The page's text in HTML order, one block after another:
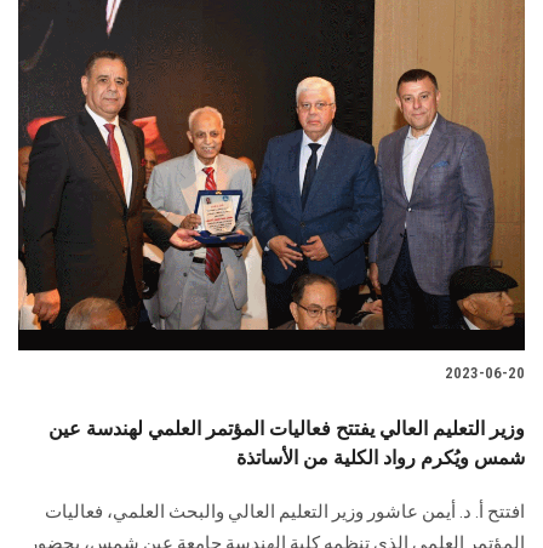
2023-06-20
وزير التعليم العالي يفتتح فعاليات المؤتمر العلمي لهندسة عين
شمس ويُكرم رواد الكلية من الأساتذة
افتتح أ. د. أيمن عاشور وزير التعليم العالي والبحث العلمي، فعاليات
المؤتمر العلمي الذي تنظمه كلية الهندسة جامعة عين شمس، بحضور